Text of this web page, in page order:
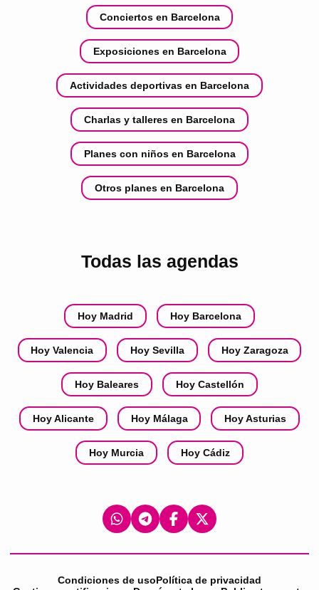
Conciertos en Barcelona
Exposiciones en Barcelona
Actividades deportivas en Barcelona
Charlas y talleres en Barcelona
Planes con niños en Barcelona
Otros planes en Barcelona
Todas las agendas
Hoy Madrid Hoy Barcelona
Hoy Valencia Hoy Sevilla Hoy Zaragoza
Hoy Baleares Hoy Castellón
Hoy Alicante Hoy Málaga Hoy Asturias
Hoy Murcia Hoy Cádiz
Condiciones de usoPolítica de privacidad